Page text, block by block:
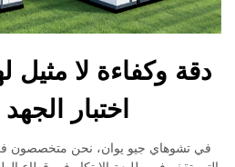
دقة وكفاءة لا
اختبار
في تشوهاي جيو يوان، نحن متخصصون في